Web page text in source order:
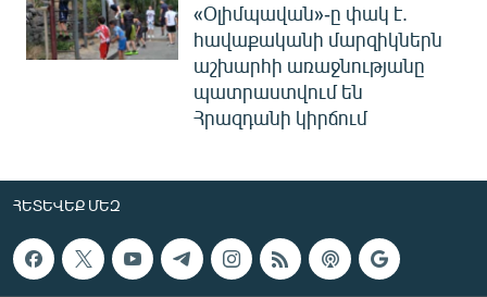
«Օլիմպավան»-ը փակ է.
հավաքականի մարզիկներն
աշխարհի առաջնությանը
պատրաստվում են
Հրազդանի կիրճում
ՀԵՏԵՎԵՔ ՄԵԶ